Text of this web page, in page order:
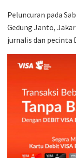
Peluncuran pada
Gedung Janto,
jurnalis dan pecinta